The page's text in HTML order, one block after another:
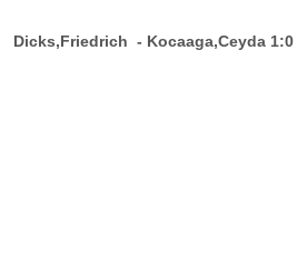
Dicks,Friedrich - Kocaaga,Ceyda 1:0